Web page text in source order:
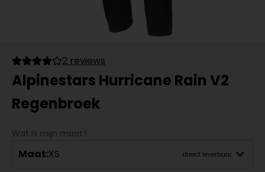
2 reviews
Alpinestars Hurricane Rain V2
Regenbroek
Wat is mijn maat?
Maat:XS direct leverbaar